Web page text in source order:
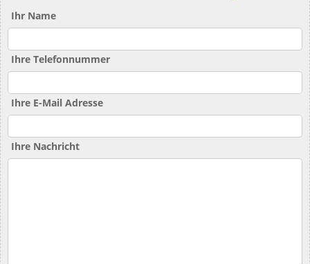
Ihr Name
Ihre Telefonnummer
Ihre E-Mail Adresse
Ihre Nachricht